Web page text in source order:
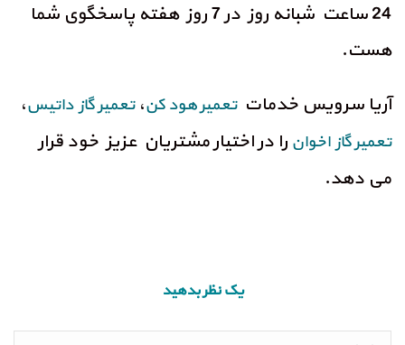
24 ساعت شبانه روز در 7 روز هفته پاسخگوی شما
هست.
آریا سرویس خدماتتعمیر هود کن،تعمیر گاز داتیس،
تعمیر گاز اخوان را در اختیار مشتریان عزیز خود قرار
می دهد.
یک نظر بدهید